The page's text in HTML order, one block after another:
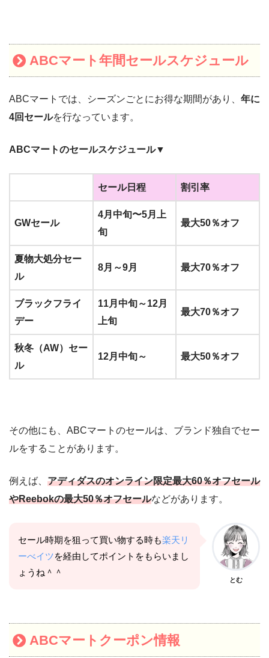
ABCマート年間セールスケジュール
ABCマートでは、シーズンごとにお得な期間があり、 年に
4回セールを行なっています。
ABCマートのセールスケジュール▼
セール日程 割引率
GWセール
4月中旬〜5月上
旬
最大50％オフ
夏物大処分セー
ル
8月～9月 最大70％オフ
ブラックフライ
デー
11月中旬～12月
上旬
最大70％オフ
秋冬（AW）セー
ル
12月中旬～ 最大50％オフ
その他にも、ABCマートのセールは、ブランド独自でセー
ルをすることがあります。
例えば、 アディダスのオンライン限定最大60％オフセール
やReebokの最大50％オフセールなどがあります。
セール時期を狙って買い物する時も楽天リ
ーべイツを経由してポイントをもらいまし
ょうね＾＾
とむ
ABCマートクーポン情報